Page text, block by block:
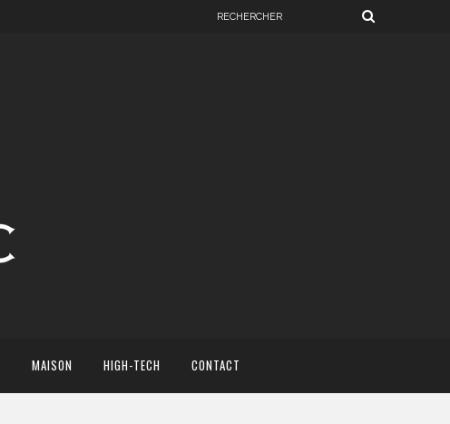
MAISON HIGH-TECH CONTACT